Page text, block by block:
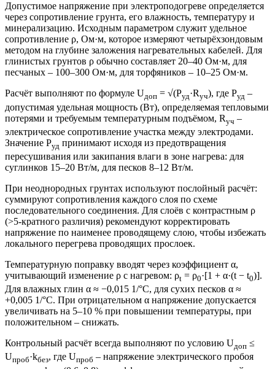
Допустимое напряжение при электроподогреве определяется
через сопротивление грунта, его влажность, температуру и
минерализацию. Исходным параметром служит удельное
сопротивление ρ, Ом·м, которое измеряют четырёхзондовым
методом на глубине заложения нагревательных кабелей. Для
глинистых грунтов ρ обычно составляет 20–40 Ом·м, для
песчаных – 100–300 Ом·м, для торфяников – 10–25 Ом·м.
Расчёт выполняют по формуле Uдоп = √(Pуд·Rуч), где Pуд –
допустимая удельная мощность (Вт), определяемая тепловыми
потерями и требуемым температурным подъёмом, Rуч –
электрическое сопротивление участка между электродами.
Значение Pуд принимают исходя из предотвращения
пересушивания или закипания влаги в зоне нагрева: для
суглинков 15–20 Вт/м, для песков 8–12 Вт/м.
При неоднородных грунтах используют послойный расчёт:
суммируют сопротивления каждого слоя по схеме
последовательного соединения. Для слоёв с контрастным ρ
(>5-кратного различия) рекомендуют корректировать
напряжение по наименее проводящему слою, чтобы избежать
локального перегрева проводящих прослоек.
Температурную поправку вводят через коэффициент α,
учитывающий изменение ρ с нагревом: ρt = ρ0·[1 + α·(t − t0)].
Для влажных глин α ≈ −0,015 1/°C, для сухих песков α ≈
+0,005 1/°C. При отрицательном α напряжение допускается
увеличивать на 5–10 % при повышении температуры, при
положительном – снижать.
Контрольный расчёт всегда выполняют по условию Uдоп ≤
Uпроб·kбез, где Uпроб – напряжение электрического пробоя